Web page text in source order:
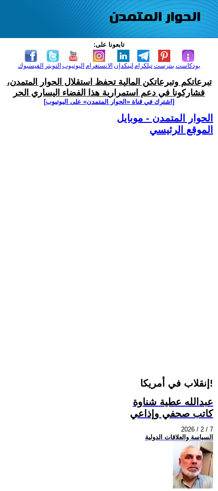
تابعونا على:
الفيسبوك التويتر اليوتيوب الانستغرام لينكدإن تيلكرامبنترست بودكاست
تبرعاتكم وتبرعاتكن المالية تحفظ استقلال الحوار المتمدن،
فشاركونا في دعم استمرارية هذا الفضاء اليساري الحر
[اشترك في قناة ‫«الحوار المتمدن» على اليوتيوب]
الحوار المتمدن - موبايل
الموقع الرئيسي
إنقلاب في أمريكا!
عبدالله عطية شناوة
كاتب صحفي وإذاعي
2026 / 2 / 7
السياسة والعلاقات الدولية